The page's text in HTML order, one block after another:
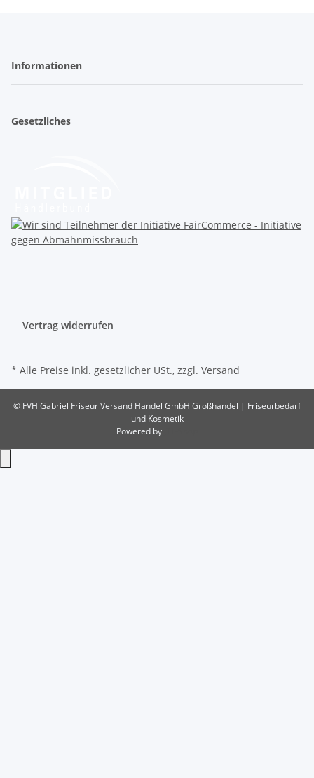
Informationen
Gesetzliches
Vertrag widerrufen
* Alle Preise inkl. gesetzlicher USt., zzgl. Versand
© FVH Gabriel Friseur Versand Handel GmbH Großhandel | Friseurbedarf
und Kosmetik
Powered by